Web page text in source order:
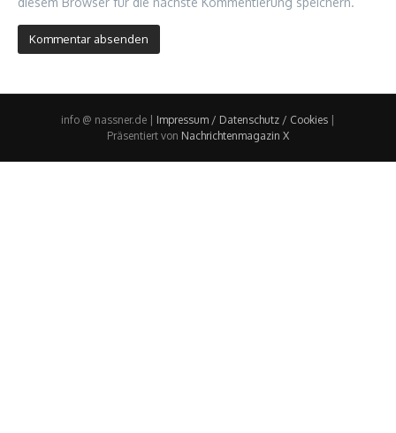
info @ nassner.de | Impressum / Datenschutz / Cookies |
Präsentiert von Nachrichtenmagazin X